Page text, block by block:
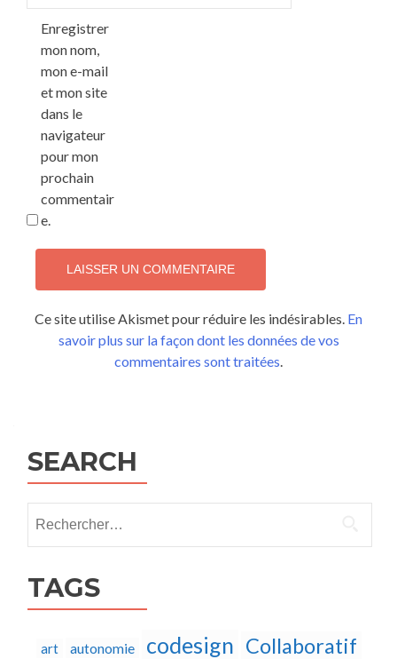
Enregistrer
mon nom,
mon e-mail
et mon site
dans le
navigateur
pour mon
prochain
commentair
e.
Ce site utilise Akismet pour réduire les indésirables. En
savoir plus sur la façon dont les données de vos
commentaires sont traitées.
SEARCH
TAGS
art autonomie codesign Collaboratif